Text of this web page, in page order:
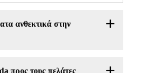
ανθεκτικά στην
προς τους πελάτες